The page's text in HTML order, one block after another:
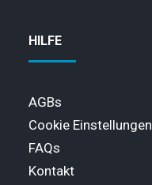
HILFE
AGBs
Cookie Einstellungen
FAQs
Kontakt